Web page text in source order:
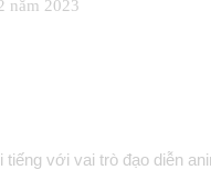
năm 2023
tiếng với vai trò đạo diễn